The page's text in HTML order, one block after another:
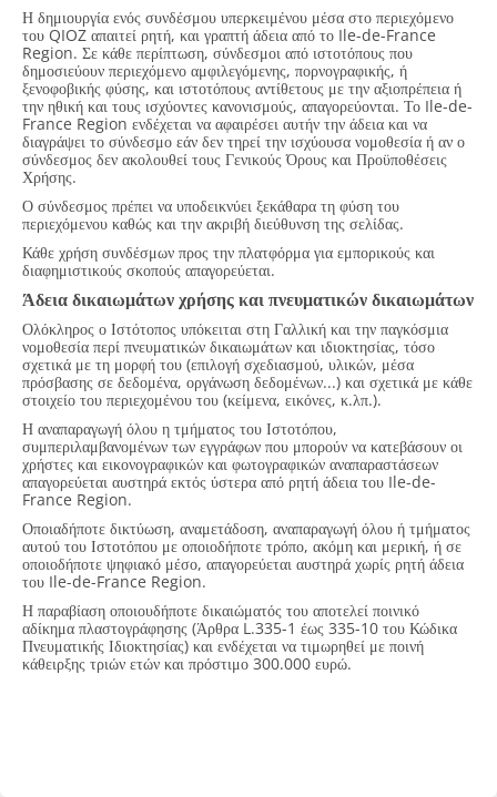
Η δημιουργία ενός συνδέσμου υπερκειμένου μέσα στο περιεχόμενο
του QIOZ απαιτεί ρητή, και γραπτή άδεια από το Ile-de-France
Region. Σε κάθε περίπτωση, σύνδεσμοι από ιστοτόπους που
δημοσιεύουν περιεχόμενο αμφιλεγόμενης, πορνογραφικής, ή
ξενοφοβικής φύσης, και ιστοτόπους αντίθετους με την αξιοπρέπεια ή
την ηθική και τους ισχύοντες κανονισμούς, απαγορεύονται. Το Ile-de-
France Region ενδέχεται να αφαιρέσει αυτήν την άδεια και να
διαγράψει το σύνδεσμο εάν δεν τηρεί την ισχύουσα νομοθεσία ή αν ο
σύνδεσμος δεν ακολουθεί τους Γενικούς Όρους και Προϋποθέσεις
Χρήσης.
Ο σύνδεσμος πρέπει να υποδεικνύει ξεκάθαρα τη φύση του
περιεχόμενου καθώς και την ακριβή διεύθυνση της σελίδας.
Κάθε χρήση συνδέσμων προς την πλατφόρμα για εμπορικούς και
διαφημιστικούς σκοπούς απαγορεύεται.
Άδεια δικαιωμάτων χρήσης και πνευματικών δικαιωμάτων
Ολόκληρος ο Ιστότοπος υπόκειται στη Γαλλική και την παγκόσμια
νομοθεσία περί πνευματικών δικαιωμάτων και ιδιοκτησίας, τόσο
σχετικά με τη μορφή του (επιλογή σχεδιασμού, υλικών, μέσα
πρόσβασης σε δεδομένα, οργάνωση δεδομένων...) και σχετικά με κάθε
στοιχείο του περιεχομένου του (κείμενα, εικόνες, κ.λπ.).
Η αναπαραγωγή όλου η τμήματος του Ιστοτόπου,
συμπεριλαμβανομένων των εγγράφων που μπορούν να κατεβάσουν οι
χρήστες και εικονογραφικών και φωτογραφικών αναπαραστάσεων
απαγορεύεται αυστηρά εκτός ύστερα από ρητή άδεια του Ile-de-
France Region.
Οποιαδήποτε δικτύωση, αναμετάδοση, αναπαραγωγή όλου ή τμήματος
αυτού του Ιστοτόπου με οποιοδήποτε τρόπο, ακόμη και μερική, ή σε
οποιοδήποτε ψηφιακό μέσο, απαγορεύεται αυστηρά χωρίς ρητή άδεια
του Ile-de-France Region.
Η παραβίαση οποιουδήποτε δικαιώματός του αποτελεί ποινικό
αδίκημα πλαστογράφησης (Άρθρα L.335-1 έως 335-10 του Κώδικα
Πνευματικής Ιδιοκτησίας) και ενδέχεται να τιμωρηθεί με ποινή
κάθειρξης τριών ετών και πρόστιμο 300.000 ευρώ.